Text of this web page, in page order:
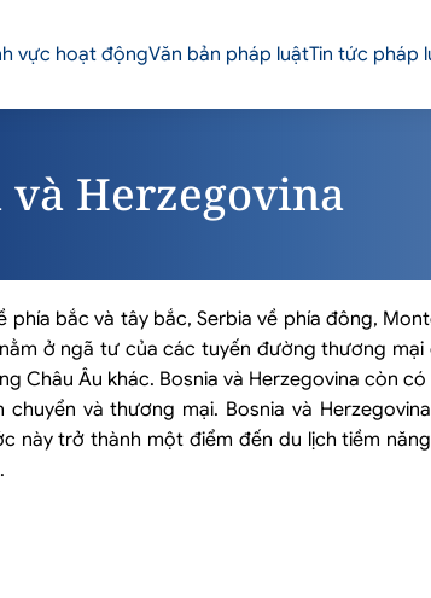
vực hoạt độngVăn bản pháp luậtTin tức pháp
Herzegovina
bắc và tây bắc, Serbia về phía đông,
ở ngã tư của các tuyến đường thương mại
Châu Âu khác. Bosnia và Herzegovina còn
và thương mại. Bosnia và
này trở thành một điểm đến du lịch tiềm